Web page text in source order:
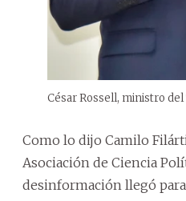
César Rossell, ministro del
Como lo dijo Camilo
Asociación de Ciencia
desinformación llegó para